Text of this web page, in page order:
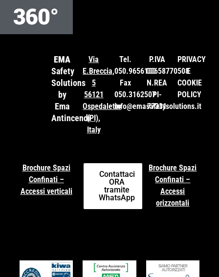
360°
EMA
Safety
Solutions
by
Ema
Antincendi
Via
E.Breccia,
5
56121
Ospedaletto
(PI),
Italy
Tel.
050.9656100
Fax
050.3162507
info@emasafetysolutions.it
P.IVA
00658770508
N.REA
PI-
77331
PRIVACY
E
COOKIE
POLICY
Brochure Spazi
Confinati –
Accessi verticali
Contattaci
ORA
tramite
WhatsApp
Brochure Spazi
Confinati –
Accessi
orizzontali